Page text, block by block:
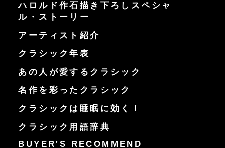
ハロルド作石描き下ろしスペシャ
ル・ストーリー
アーティスト紹介
クラシック年表
あの人が愛するクラシック
名作を彩ったクラシック
クラシックは睡眠に効く！
クラシック用語辞典
BUYER'S RECOMMEND